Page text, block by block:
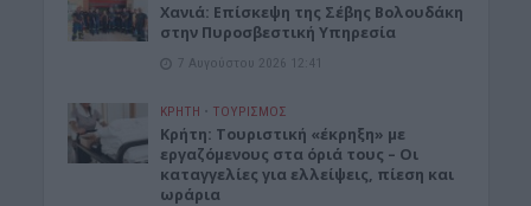
Xανιά: Επίσκεψη της Σέβης Βολουδάκη
στην Πυροσβεστική Υπηρεσία
7 Αυγούστου 2026 12:41
ΚΡΗΤΗ • ΤΟΥΡΙΣΜΟΣ
Κρήτη: Τουριστική «έκρηξη» με
εργαζόμενους στα όριά τους – Οι
καταγγελίες για ελλείψεις, πίεση και
ωράρια